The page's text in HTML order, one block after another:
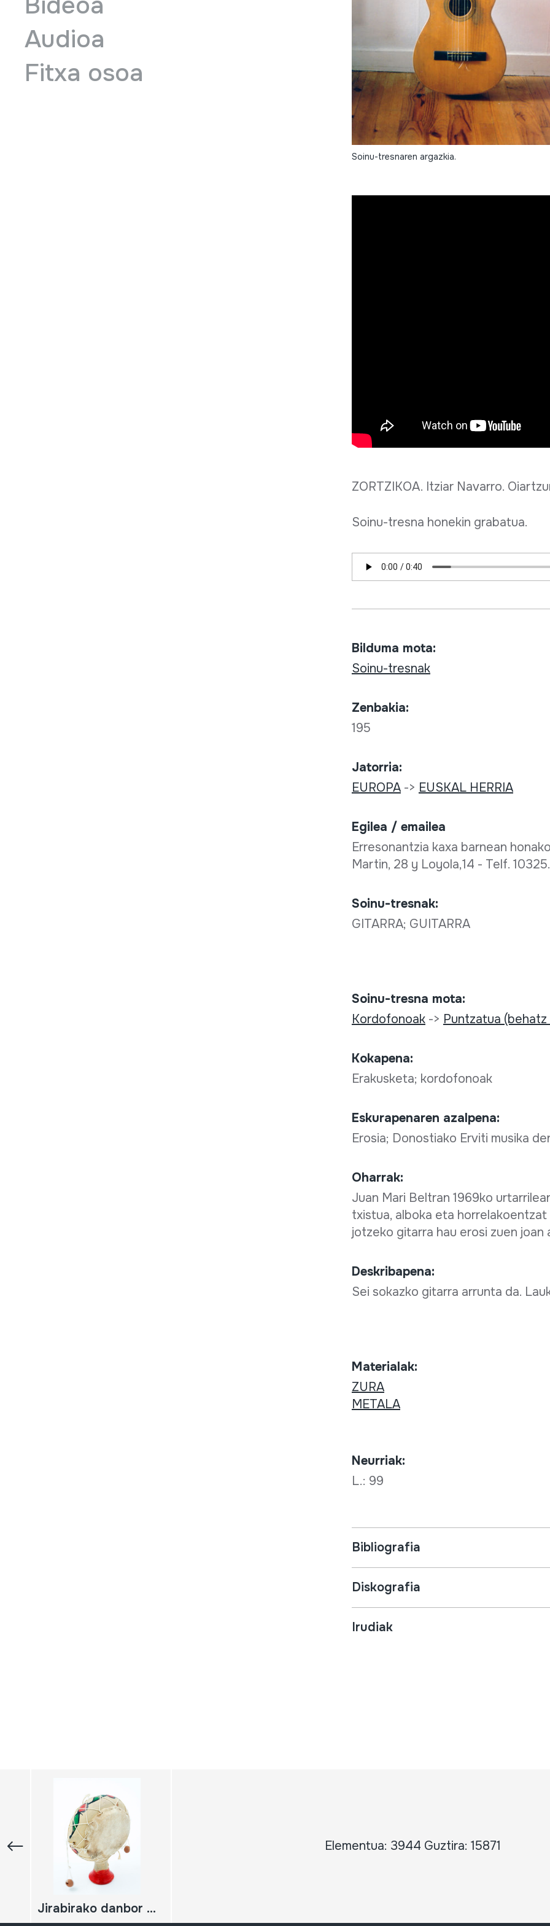
Audioa
Fitxa osoa
Soinu-tresnaren argazkia.
ZORTZIKOA. Itziar Navarro.
Soinu-tresna honekin grabatua.
Bilduma mota:
Soinu-tresnak
Zenbakia:
195
Jatorria:
EUROPA-> EUSKAL HERRIA
Egilea / emailea
Erresonantzia kaxa barnean
Martin, 28 y Loyola,14 - Telf.
Soinu-tresnak:
GITARRA; GUITARRA
Soinu-tresna mota:
Kordofonoak-> Puntzatua
Kokapena:
Erakusketa; kordofonoak
Eskurapenaren azalpena:
Erosia; Donostiako Erviti musika
Oharrak:
Juan Mari Beltran 1969ko
txistua, alboka eta
jotzeko gitarra hau erosi zuen joan
Deskribapena:
Sei sokazko gitarra arrunta da.
Materialak:
ZURA
METALA
Neurriak:
L.: 99
Bibliografia
Diskografia
Irudiak
Elementua: 3944 Guztira: 15871
Jirabirako danbor kirtenduna